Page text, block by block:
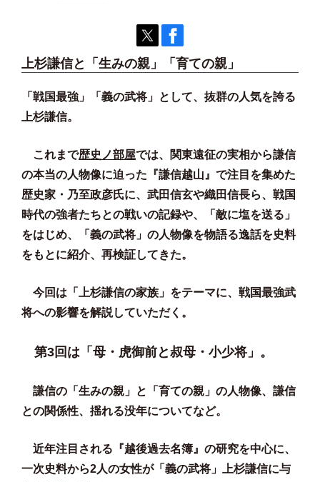
上杉謙信と「生みの親」「育ての親」
「戦国最強」「義の武将」として、抜群の人気を誇る
上杉謙信。
これまで歴史ノ部屋では、関東遠征の実相から謙信
の本当の人物像に迫った『謙信越山』で注目を集めた
歴史家・乃至政彦氏に、武田信玄や織田信長ら、戦国
時代の強者たちとの戦いの記録や、「敵に塩を送る」
をはじめ、「義の武将」の人物像を物語る逸話を史料
をもとに紹介、再検証してきた。
今回は「上杉謙信の家族」をテーマに、戦国最強武
将への影響を解説していただく。
第3回は「母・虎御前と叔母・小少将」。
謙信の「生みの親」と「育ての親」の人物像、謙信
との関係性、揺れる没年についてなど。
近年注目される『越後過去名簿』の研究を中心に、
一次史料から2人の女性が「義の武将」上杉謙信に与